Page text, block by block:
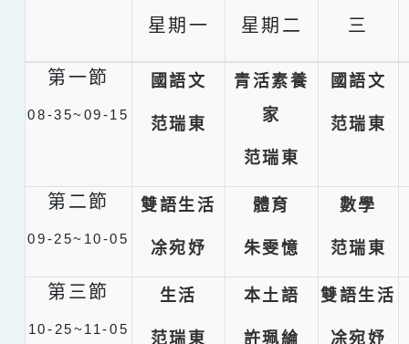
星期一 星期二 三
第一節
08-35~09-15
國語文
范瑞東
青活素養
家
范瑞東
國語文
范瑞東
第二節
09-25~10-05
雙語生活
凃宛妤
體育
朱雯憶
數學
范瑞東
第三節
10-25~11-05
生活
范瑞東
本土語
許珮綸
雙語生活
凃宛妤